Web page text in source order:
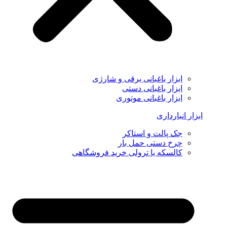
ابزار باغبانی برقی و شارژی
ابزار باغبانی دستی
ابزار باغبانی موتوری
ابزار انبارداری
جک پالت و استاکر
چرخ دستی حمل بار
کالسکه یا ترولی خرید فروشگاهی